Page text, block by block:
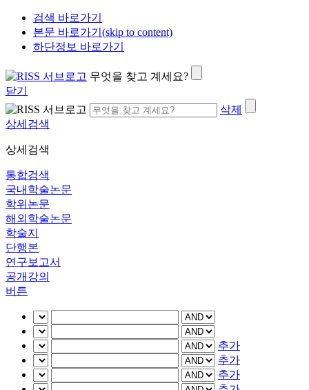
검색 바로가기
본문 바로가기(skip to content)
하단정보 바로가기
무엇을 찾고 계세요?
닫기
삭제
상세검색
상세검색
통합검색
국내학술논문
학위논문
해외학술논문
학술지
단행본
연구보고서
공개강의
버튼
추가
추가
추가